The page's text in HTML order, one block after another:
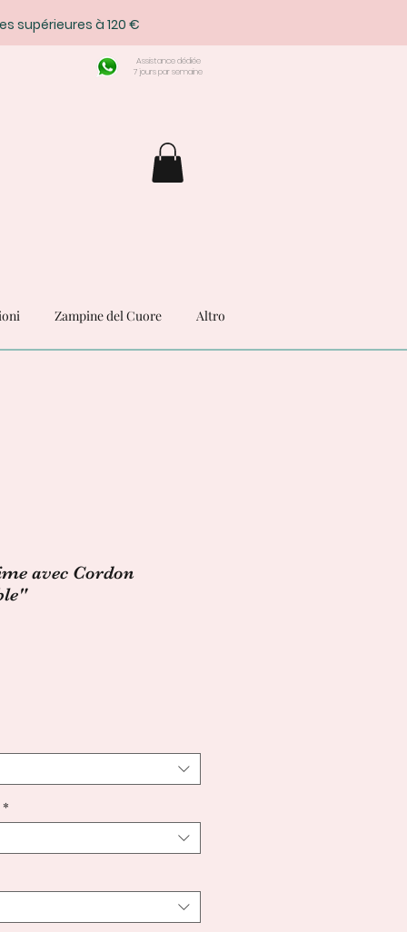
supérieures à 120 €
Assistance dédiée
7 jours par semaine
Zampine del Cuore Altro
avec Cordon
*